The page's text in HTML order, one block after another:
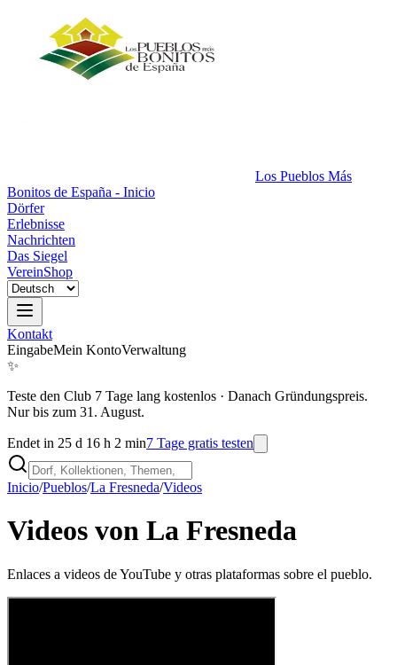
Los Pueblos Más
Bonitos de España - Inicio
Dörfer
Erlebnisse
Nachrichten
Das Siegel
VereinShop
Kontakt
EingabeMein KontoVerwaltung
✨
Teste den Club 7 Tage lang kostenlos · Danach Gründungspreis.
Nur bis zum 31. August.
Endet in 25 d 16 h 2 min7 Tage gratis testen
Inicio/Pueblos/La Fresneda/Videos
Videos von La Fresneda
Enlaces a videos de YouTube y otras plataformas sobre el pueblo.